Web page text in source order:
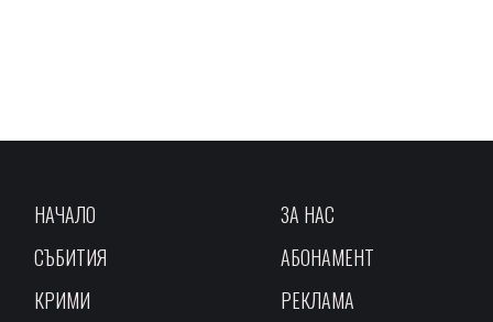
НАЧАЛО
СЪБИТИЯ
КРИМИ
ЗА НАС
АБОНАМЕНТ
РЕКЛАМА